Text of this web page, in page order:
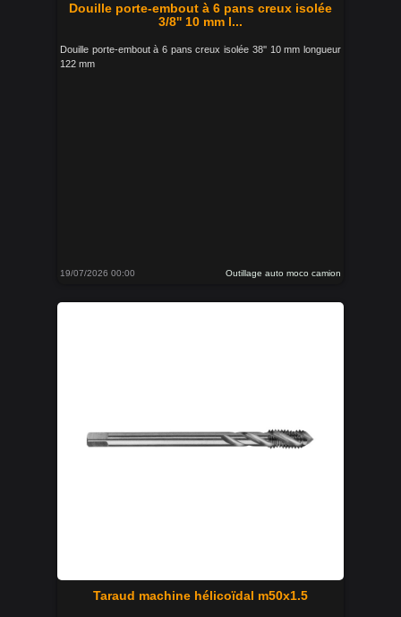
Douille porte-embout à 6 pans creux isolée
3/8'' 10 mm l...
Douille porte-embout à 6 pans creux isolée 38'' 10 mm longueur
122 mm
19/07/2026 00:00 Outillage auto moco camion
Taraud machine hélicoïdal m50x1.5